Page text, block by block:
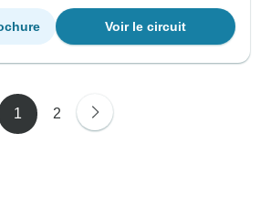
Voir le circuit
1 2